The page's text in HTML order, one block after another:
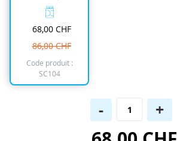
68,00 CHF
86,00 CHF
Code produit :
SC104
- +